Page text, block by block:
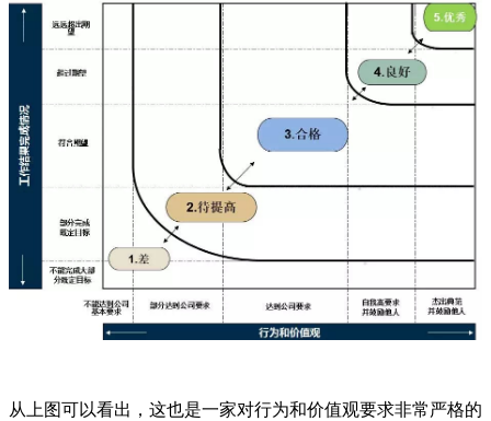
从上图可以看出，这也是一家对行为和价值观要求非常严格的